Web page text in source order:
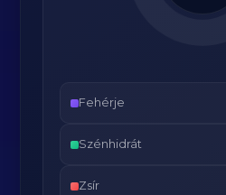
Fehérje
Szénhidrát
Zsír